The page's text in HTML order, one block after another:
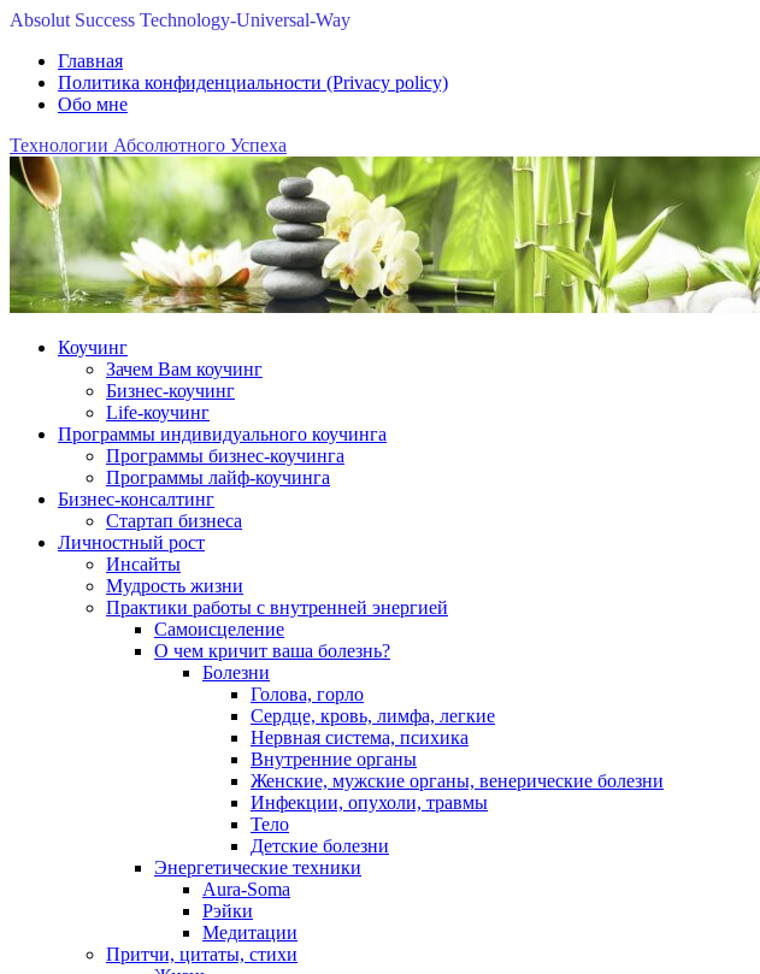
Absolut Success Technology-Universal-Way
Главная
Политика конфиденциальности (Privacy policy)
Обо мне
Технологии Абсолютного Успеха
Коучинг
Зачем Вам коучинг
Бизнес-коучинг
Life-коучинг
Программы индивидуального коучинга
Программы бизнес-коучинга
Программы лайф-коучинга
Бизнес-консалтинг
Стартап бизнеса
Личностный рост
Инсайты
Мудрость жизни
Практики работы с внутренней энергией
Самоисцеление
О чем кричит ваша болезнь?
Болезни
Голова, горло
Сердце, кровь, лимфа, легкие
Нервная система, психика
Внутренние органы
Женские, мужские органы, венерические болезни
Инфекции, опухоли, травмы
Тело
Детские болезни
Энергетические техники
Aura-Soma
Рэйки
Медитации
Притчи, цитаты, стихи